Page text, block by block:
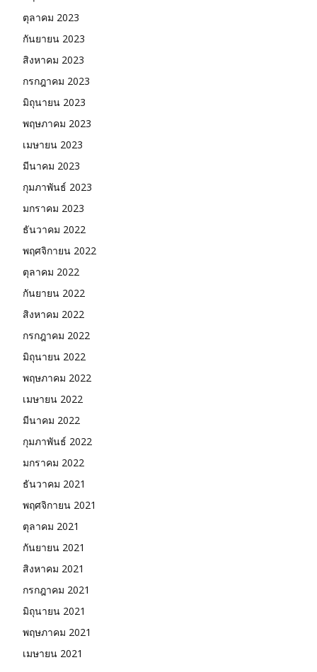
ตุลาคม 2023
กันยายน 2023
สิงหาคม 2023
กรกฎาคม 2023
มิถุนายน 2023
พฤษภาคม 2023
เมษายน 2023
มีนาคม 2023
กุมภาพันธ์ 2023
มกราคม 2023
ธันวาคม 2022
พฤศจิกายน 2022
ตุลาคม 2022
กันยายน 2022
สิงหาคม 2022
กรกฎาคม 2022
มิถุนายน 2022
พฤษภาคม 2022
เมษายน 2022
มีนาคม 2022
กุมภาพันธ์ 2022
มกราคม 2022
ธันวาคม 2021
พฤศจิกายน 2021
ตุลาคม 2021
กันยายน 2021
สิงหาคม 2021
กรกฎาคม 2021
มิถุนายน 2021
พฤษภาคม 2021
เมษายน 2021